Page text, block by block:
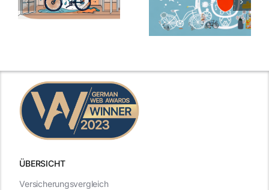
ÜBERSICHT
Versicherungsvergleich